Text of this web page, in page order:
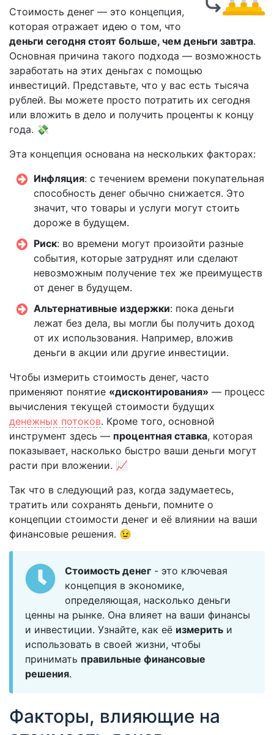
Стоимость денег — это концепция,
которая отражает идею о том, что
деньги сегодня стоят больше, чем деньги завтра.
Основная причина такого подхода — возможность
заработать на этих деньгах с помощью
инвестиций. Представьте, что у вас есть тысяча
рублей. Вы можете просто потратить их сегодня
или вложить в дело и получить проценты к концу
года. 💸
Эта концепция основана на нескольких факторах:
Инфляция: с течением времени покупательная
способность денег обычно снижается. Это
значит, что товары и услуги могут стоить
дороже в будущем.
Риск: во времени могут произойти разные
события, которые затруднят или сделают
невозможным получение тех же преимуществ
от денег в будущем.
Альтернативные издержки: пока деньги
лежат без дела, вы могли бы получить доход
от их использования. Например, вложив
деньги в акции или другие инвестиции.
Чтобы измерить стоимость денег, часто
применяют понятие «дисконтирования» — процесс
вычисления текущей стоимости будущих
денежных потоков. Кроме того, основной
инструмент здесь — процентная ставка, которая
показывает, насколько быстро ваши деньги могут
расти при вложении. 📈
Так что в следующий раз, когда задумаетесь,
тратить или сохранять деньги, помните о
концепции стоимости денег и её влиянии на ваши
финансовые решения. 😉
Стоимость денег - это ключевая
концепция в экономике,
определяющая, насколько деньги
ценны на рынке. Она влияет на ваши финансы
и инвестиции. Узнайте, как её измерить и
использовать в своей жизни, чтобы
принимать правильные финансовые
решения.
Факторы, влияющие на